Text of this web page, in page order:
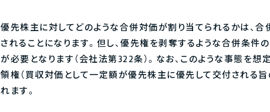
優先株主に対してどのような合併対価が割り当てられるかは、
されることになります。但し、優先権を剥奪するような合併条
が必要となります（会社法第322条）。なお、このような事態を
領権（買収対価として一定額が優先株主に優先して交付される旨
れます。